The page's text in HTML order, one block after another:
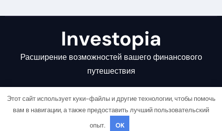
Investopia
Расширение возможностей вашего финансового
путешествия
Copyright © All rights reserved |
Этот сайт использует куки-файлы и другие технологии, чтобы помочь
вам в навигации, а также предоставить лучший пользовательский
опыт.
OK